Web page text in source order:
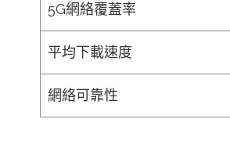
5G網絡覆蓋率
平均下載速度
網絡可靠性